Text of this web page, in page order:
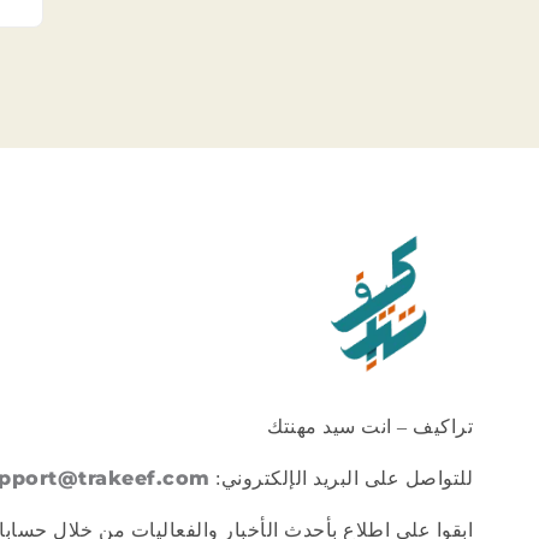
تراكيف – انت سيد مهنتك
للتواصل على البريد الإلكتروني:
ابقوا على اطلاع بأحدث الأخبار والفعاليات من خلال